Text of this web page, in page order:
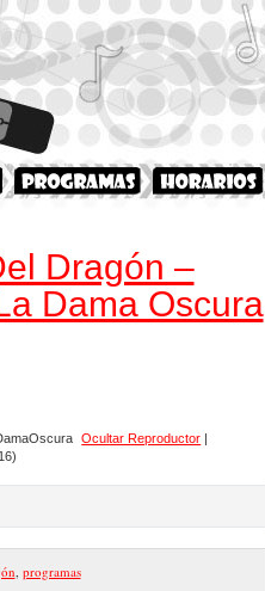
Dragón –
Dama Oscura
Ocultar Reproductor |
programas